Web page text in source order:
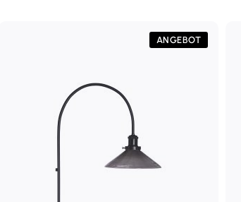
ANGEBOT